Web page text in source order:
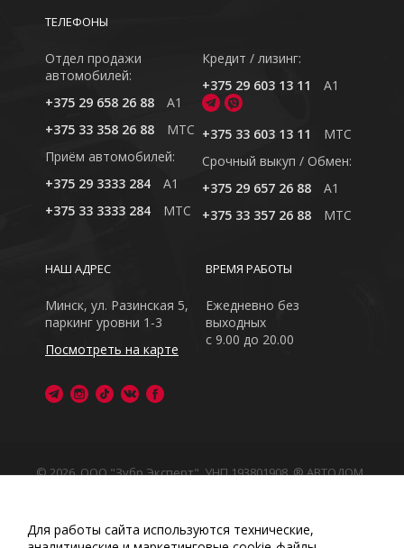
ТЕЛЕФОНЫ
Отдел продажи
автомобилей:
+375 29 658 26 88
A1
+375 33 358 26 88
MTC
Приём автомобилей:
+375 29 3333 284
A1
+375 33 3333 284
MTC
Кредит / лизинг:
+375 29 603 13 11
A1
+375 33 603 13 11
MTC
Cрочный выкуп / Обмен:
+375 29 657 26 88
A1
+375 33 357 26 88
MTC
ВРЕМЯ РАБОТЫ
Ежедневно без
выходных
с 9.00 до 20.00
НАШ АДРЕС
Минск, ул. Разинская 5,
паркинг уровни 1-3
Посмотреть на карте
© 2026, ООО "Зубр Эксперт", УНП 193801908. ® АВТОДОМ
сайт носит исключительно информационный характер
Для работы сайта используются технические,